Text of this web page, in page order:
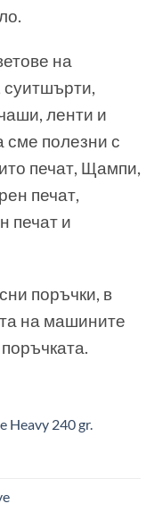
на
суитшърти,
ленти и
полезни с
печат, Щампи,
печат,
печат и
поръчки, в
на машините
Heavy 240 gr.